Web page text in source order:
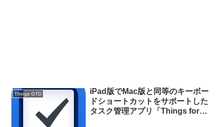
Things GTD
iPad版でMac版と同等のキーボー
ドショートカットをサポートした
タスク管理アプリ「Things for